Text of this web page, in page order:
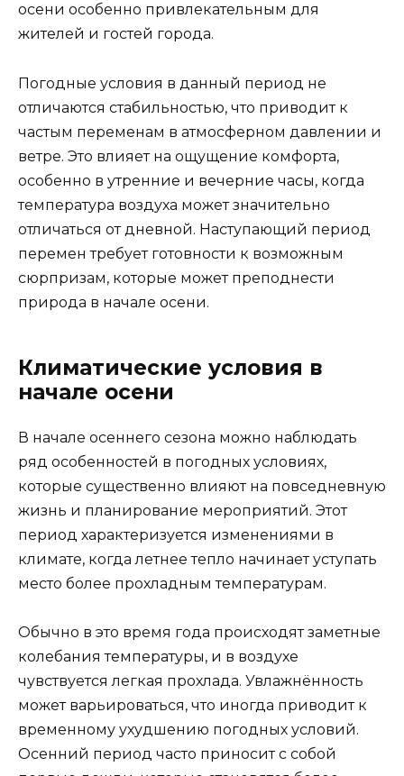
осени особенно привлекательным для
жителей и гостей города.
Погодные условия в данный период не
отличаются стабильностью, что приводит к
частым переменам в атмосферном давлении и
ветре. Это влияет на ощущение комфорта,
особенно в утренние и вечерние часы, когда
температура воздуха может значительно
отличаться от дневной. Наступающий период
перемен требует готовности к возможным
сюрпризам, которые может преподнести
природа в начале осени.
Климатические условия в
начале осени
В начале осеннего сезона можно наблюдать
ряд особенностей в погодных условиях,
которые существенно влияют на повседневную
жизнь и планирование мероприятий. Этот
период характеризуется изменениями в
климате, когда летнее тепло начинает уступать
место более прохладным температурам.
Обычно в это время года происходят заметные
колебания температуры, и в воздухе
чувствуется легкая прохлада. Увлажнённость
может варьироваться, что иногда приводит к
временному ухудшению погодных условий.
Осенний период часто приносит с собой